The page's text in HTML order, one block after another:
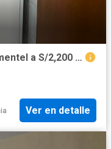
Departamento en alquiler en Pimentel a S/2,200 al mes
Ver en detalle